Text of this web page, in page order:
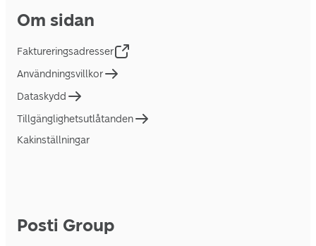
Om sidan
Faktureringsadresser
Användningsvillkor
Dataskydd
Tillgänglighetsutlåtanden
Kakinställningar
Posti Group